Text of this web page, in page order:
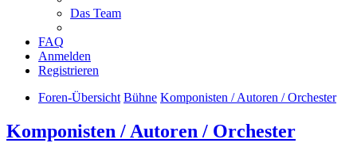
Das Team
FAQ
Anmelden
Registrieren
Foren-Übersicht Bühne Komponisten / Autoren / Orchester
Komponisten / Autoren / Orchester